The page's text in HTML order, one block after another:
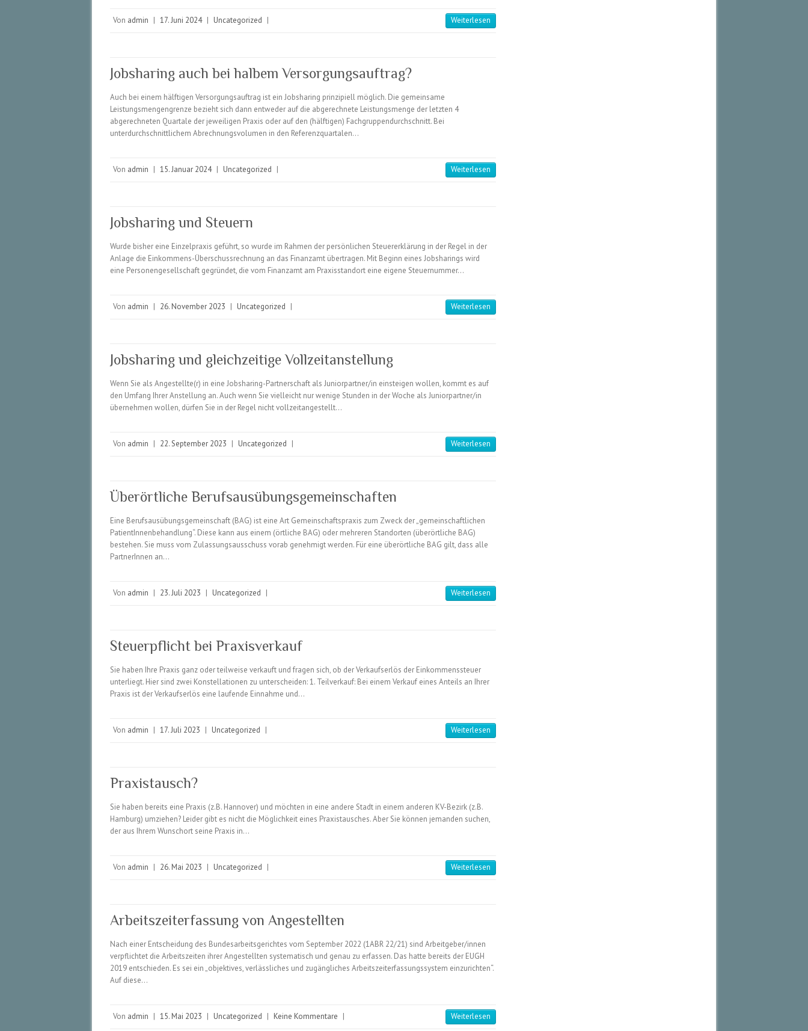
Von admin | 17. Juni 2024 | Uncategorized | Weiterlesen
Jobsharing auch bei halbem Versorgungsauftrag?
Auch bei einem hälftigen Versorgungsauftrag ist ein Jobsharing prinzipiell möglich. Die gemeinsame
Leistungsmengengrenze bezieht sich dann entweder auf die abgerechnete Leistungsmenge der letzten 4
abgerechneten Quartale der jeweiligen Praxis oder auf den (hälftigen) Fachgruppendurchschnitt. Bei
unterdurchschnittlichem Abrechnungsvolumen in den Referenzquartalen…
Von admin | 15. Januar 2024 | Uncategorized | Weiterlesen
Jobsharing und Steuern
Wurde bisher eine Einzelpraxis geführt, so wurde im Rahmen der persönlichen Steuererklärung in der Regel in der
Anlage die Einkommens-Überschussrechnung an das Finanzamt übertragen. Mit Beginn eines Jobsharings wird
eine Personengesellschaft gegründet, die vom Finanzamt am Praxisstandort eine eigene Steuernummer…
Von admin | 26. November 2023 | Uncategorized | Weiterlesen
Jobsharing und gleichzeitige Vollzeitanstellung
Wenn Sie als Angestellte(r) in eine Jobsharing-Partnerschaft als Juniorpartner/in einsteigen wollen, kommt es auf
den Umfang Ihrer Anstellung an. Auch wenn Sie vielleicht nur wenige Stunden in der Woche als Juniorpartner/in
übernehmen wollen, dürfen Sie in der Regel nicht vollzeitangestellt…
Von admin | 22. September 2023 | Uncategorized | Weiterlesen
Überörtliche Berufsausübungsgemeinschaften
Eine Berufsausübungsgemeinschaft (BAG) ist eine Art Gemeinschaftspraxis zum Zweck der „gemeinschaftlichen
PatientInnenbehandlung“. Diese kann aus einem (örtliche BAG) oder mehreren Standorten (überörtliche BAG)
bestehen. Sie muss vom Zulassungsausschuss vorab genehmigt werden. Für eine überörtliche BAG gilt, dass alle
PartnerInnen an…
Von admin | 23. Juli 2023 | Uncategorized | Weiterlesen
Steuerpflicht bei Praxisverkauf
Sie haben Ihre Praxis ganz oder teilweise verkauft und fragen sich, ob der Verkaufserlös der Einkommenssteuer
unterliegt. Hier sind zwei Konstellationen zu unterscheiden: 1. Teilverkauf: Bei einem Verkauf eines Anteils an Ihrer
Praxis ist der Verkaufserlös eine laufende Einnahme und…
Von admin | 17. Juli 2023 | Uncategorized | Weiterlesen
Praxistausch?
Sie haben bereits eine Praxis (z.B. Hannover) und möchten in eine andere Stadt in einem anderen KV-Bezirk (z.B.
Hamburg) umziehen? Leider gibt es nicht die Möglichkeit eines Praxistausches. Aber Sie können jemanden suchen,
der aus Ihrem Wunschort seine Praxis in…
Von admin | 26. Mai 2023 | Uncategorized | Weiterlesen
Arbeitszeiterfassung von Angestellten
Nach einer Entscheidung des Bundesarbeitsgerichtes vom September 2022 (1ABR 22/21) sind Arbeitgeber/innen
verpflichtet die Arbeitszeiten ihrer Angestellten systematisch und genau zu erfassen. Das hatte bereits der EUGH
2019 entschieden. Es sei ein „objektives, verlässliches und zugängliches Arbeitszeiterfassungssystem einzurichten“.
Auf diese…
Von admin | 15. Mai 2023 | Uncategorized | Keine Kommentare | Weiterlesen